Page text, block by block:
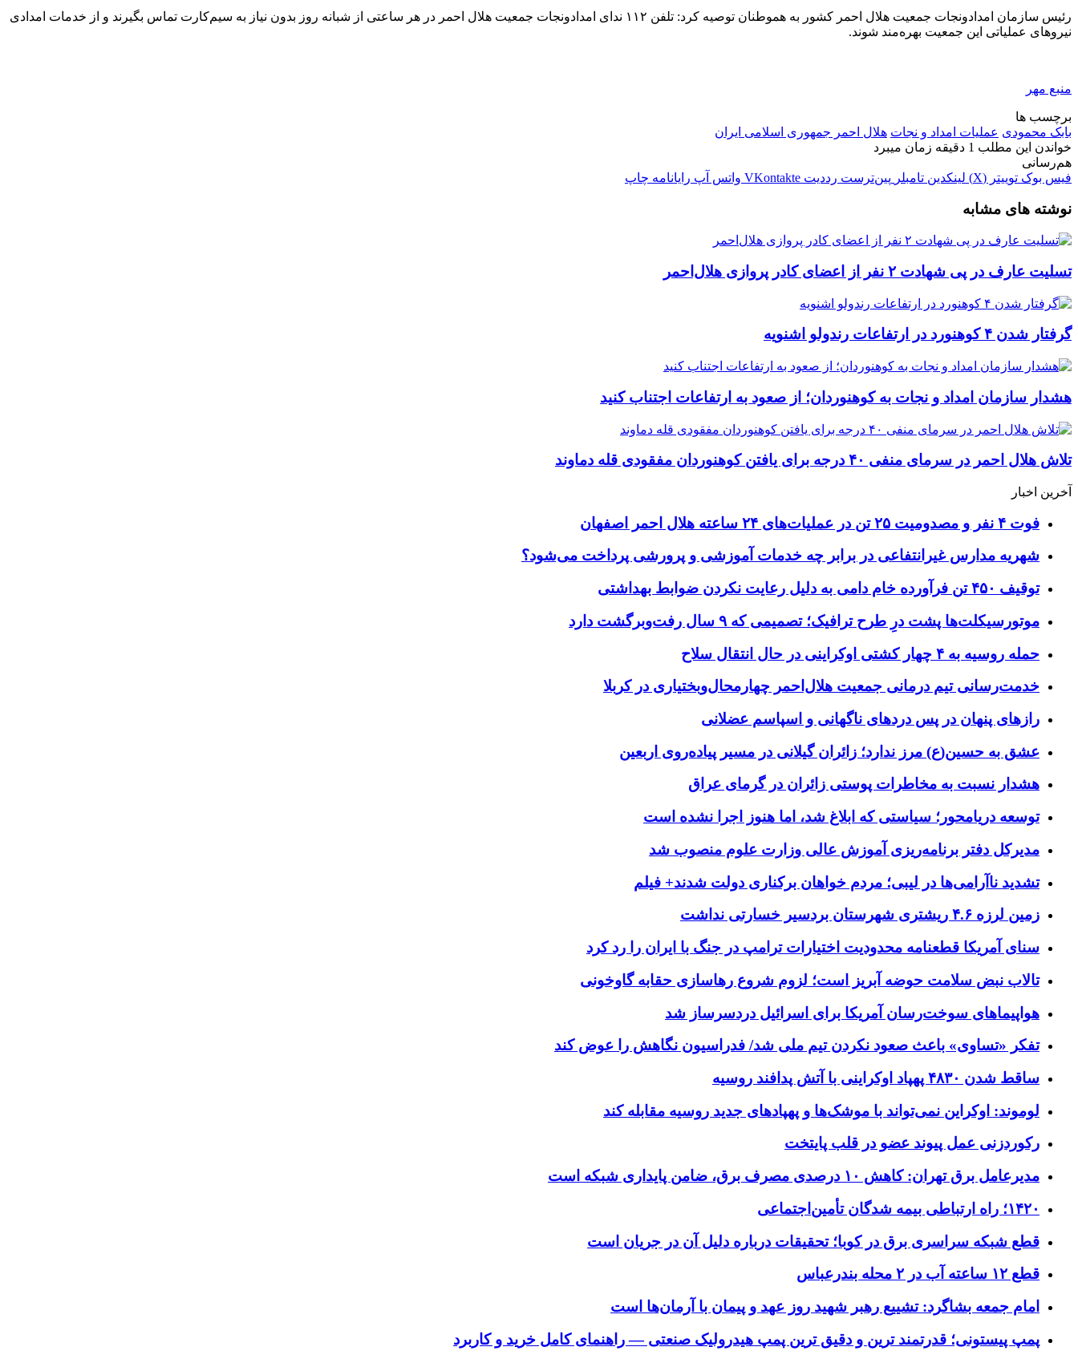
رئیس سازمان امدادونجات جمعیت هلال احمر کشور به هموطنان توصیه کرد: تلفن ۱۱۲ ندای امدادونجات جمعیت هلال احمر در هر ساعتی از شبانه روز بدون نیاز به سیم‌کارت تماس بگیرند و از خدمات امدادی
نیروهای عملیاتی این جمعیت بهره‌مند شوند.
منبع مهر
برچسب ها
بابک محمودی عملیات امداد و نجات هلال احمر جمهوری اسلامی ایران
خواندن این مطلب 1 دقیقه زمان میبرد
هم‌رسانی
فیس بوک توییتر (X) لینکدین ‫تامبلر ‫پین‌ترست ‫رددیت ‫VKontakte واتس آپ رایانامه چاپ
نوشته های مشابه
تسلیت عارف در پی شهادت ۲ نفر از اعضای کادر پروازی هلال‌احمر
گرفتار شدن ۴ کوهنورد در ارتفاعات رندولو اشنویه
هشدار سازمان امداد و نجات به کوهنوردان؛ از صعود به ارتفاعات اجتناب کنید
تلاش هلال احمر در سرمای منفی ۴۰ درجه برای یافتن کوهنوردان مفقودی قله دماوند
آخرین اخبار
فوت ۴ نفر و مصدومیت ۲۵ تن در عملیات‌های ۲۴ ساعته هلال احمر اصفهان
شهریه مدارس غیرانتفاعی در برابر چه خدمات آموزشی و پرورشی پرداخت می‌شود؟
توقیف ۴۵۰ تن فرآورده خام دامی به دلیل رعایت نکردن ضوابط بهداشتی
موتورسیکلت‌ها پشت درِ طرح ترافیک؛ تصمیمی که ۹ سال رفت‌وبرگشت دارد
حمله روسیه به ۴ چهار کشتی اوکراینی در حال انتقال سلاح
خدمت‌رسانی تیم درمانی جمعیت هلال‌احمر چهارمحال‌وبختیاری در کربلا
رازهای پنهان در پس دردهای ناگهانی و اسپاسم عضلانی
عشق به حسین(ع) مرز ندارد؛ زائران گیلانی در مسیر پیاده‌روی اربعین
هشدار نسبت به مخاطرات پوستی زائران در گرمای عراق
توسعه دریامحور؛ سیاستی که ابلاغ شد، اما هنوز اجرا نشده است
مدیرکل دفتر برنامه‌ریزی آموزش عالی وزارت علوم منصوب شد
تشدید ناآرامی‌ها در لیبی؛ مردم خواهان برکناری دولت شدند+ فیلم
زمین لرزه ۴.۶ ریشتری شهرستان بردسیر خسارتی نداشت
سنای آمریکا قطعنامه محدودیت اختیارات ترامپ در جنگ با ایران را رد کرد
تالاب نبض سلامت حوضه آبریز است؛ لزوم شروع رهاسازی حقابه گاوخونی
هواپیماهای سوخت‌رسان آمریکا برای اسرائیل دردسرساز شد
تفکر «تساوی» باعث صعود نکردن تیم ملی شد/ فدراسیون نگاهش را عوض کند
ساقط شدن ۴۸۳۰ پهپاد اوکراینی با آتش پدافند روسیه
لوموند: اوکراین نمی‌تواند با موشک‌ها و پهپادهای جدید روسیه مقابله کند
رکوردزنی عمل پیوند عضو در قلب پایتخت
مدیرعامل برق تهران: کاهش ۱۰ درصدی مصرف برق، ضامن پایداری شبکه است
۱۴۲۰؛ راه ارتباطی بیمه شدگان تأمین‌اجتماعی
قطع شبکه سراسری برق در کوبا؛ تحقیقات درباره دلیل آن در جریان است
قطع ۱۲ ساعته آب در ۲ محله بندرعباس
امام جمعه بشاگرد: تشییع رهبر شهید روز عهد و پیمان با آرمان‌ها است
پمپ پیستونی؛ قدرتمند ترین و دقیق‌ ترین پمپ هیدرولیک صنعتی — راهنمای کامل خرید و کاربرد